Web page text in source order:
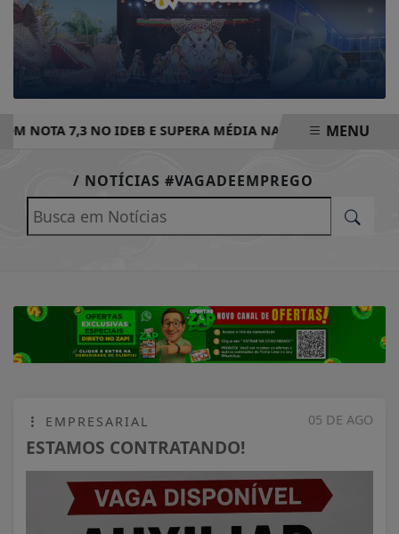
NOTA 7,3 NO IDEB E SUPERA MÉDIA NACIONAL DE ENSINO
MENU
/ NOTÍCIAS #VAGADEEMPREGO
05 DE AGO
EMPRESARIAL
ESTAMOS CONTRATANDO!